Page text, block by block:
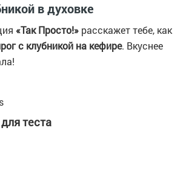
в духовке
«Так Просто!» расскажет тебе, как
с клубникой на кефире. Вкуснее
теста